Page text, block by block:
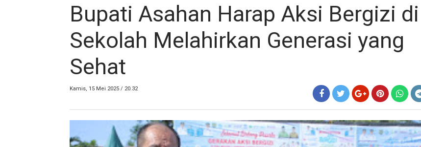
Bupati Asahan Harap Aksi Bergizi di
Sekolah Melahirkan Generasi yang
Sehat
Kamis, 15 Mei 2025 / 20.32